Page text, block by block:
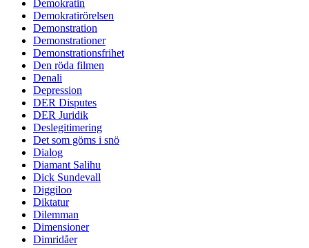
Demokratin
Demokratirörelsen
Demonstration
Demonstrationer
Demonstrationsfrihet
Den röda filmen
Denali
Depression
DER Disputes
DER Juridik
Deslegitimering
Det som göms i snö
Dialog
Diamant Salihu
Dick Sundevall
Diggiloo
Diktatur
Dilemman
Dimensioner
Dimridåer